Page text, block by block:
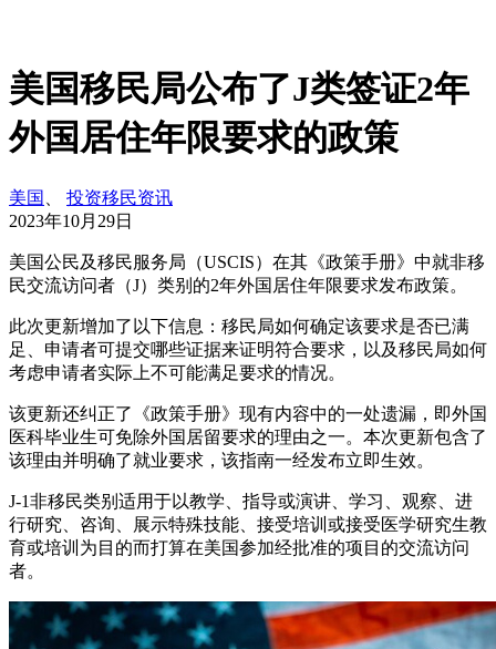
美国移民局公布了J类签证2年
外国居住年限要求的政策
美国
投资移民资讯
2023年10月29日
美国公民及移民服务局（USCIS）在其《政策手册》中就非移
民交流访问者（J）类别的2年外国居住年限要求发布政策。
此次更新增加了以下信息：移民局如何确定该要求是否已满
足、申请者可提交哪些证据来证明符合要求，以及移民局如何
考虑申请者实际上不可能满足要求的情况。
该更新还纠正了《政策手册》现有内容中的一处遗漏，即外国
医科毕业生可免除外国居留要求的理由之一。本次更新包含了
该理由并明确了就业要求，该指南一经发布立即生效。
J-1非移民类别适用于以教学、指导或演讲、学习、观察、进
行研究、咨询、展示特殊技能、接受培训或接受医学研究生教
育或培训为目的而打算在美国参加经批准的项目的交流访问
者。